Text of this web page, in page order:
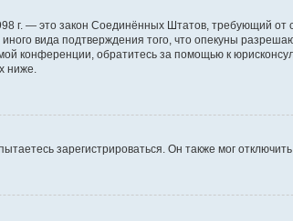
г. — это закон Соединённых Штатов, требующий
вида подтверждения того, что опекуны
конференции, обратитесь за помощью к
ниже.
зарегистрироваться. Он также мог